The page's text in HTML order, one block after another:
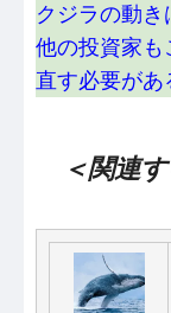
クジラの動き
他の投資家も
直す必要があ
＜関連